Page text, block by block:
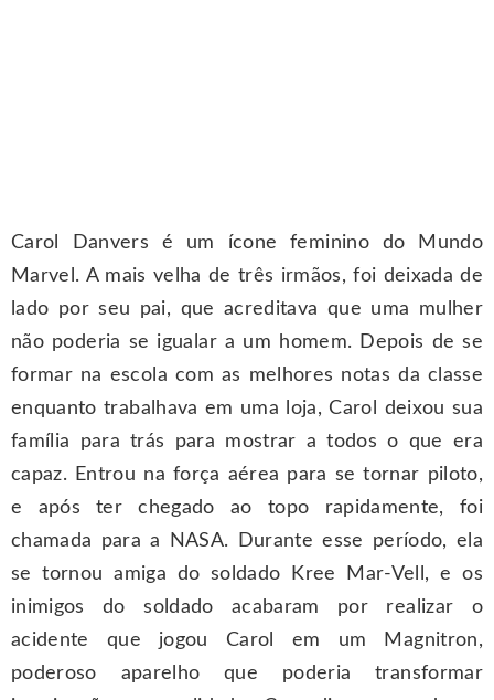
Carol Danvers é um ícone feminino do Mundo
Marvel. A mais velha de três irmãos, foi deixada de
lado por seu pai, que acreditava que uma mulher
não poderia se igualar a um homem. Depois de se
formar na escola com as melhores notas da classe
enquanto trabalhava em uma loja, Carol deixou sua
família para trás para mostrar a todos o que era
capaz. Entrou na força aérea para se tornar piloto,
e após ter chegado ao topo rapidamente, foi
chamada para a NASA. Durante esse período, ela
se tornou amiga do soldado Kree Mar-Vell, e os
inimigos do soldado acabaram por realizar o
acidente que jogou Carol em um Magnitron,
poderoso aparelho que poderia transformar